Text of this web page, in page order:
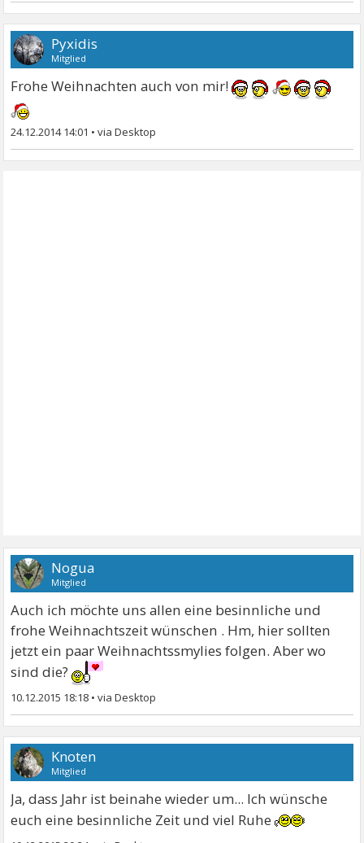
Pyxidis
Mitglied
Frohe Weihnachten auch von mir!
24.12.2014 14:01 •
Nogua
Mitglied
Auch ich möchte uns allen eine besinnliche und
frohe Weihnachtszeit wünschen . Hm, hier sollten
jetzt ein paar Weihnachtssmylies folgen. Aber wo
sind die?
10.12.2015 18:18 •
Knoten
Mitglied
Ja, dass Jahr ist beinahe wieder um... Ich wünsche
euch eine besinnliche Zeit und viel Ruhe